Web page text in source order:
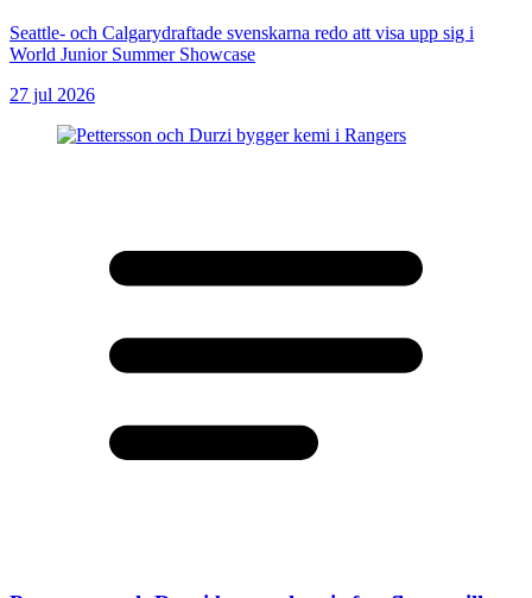
Seattle- och Calgarydraftade svenskarna redo att visa upp sig i
World Junior Summer Showcase
27 jul 2026